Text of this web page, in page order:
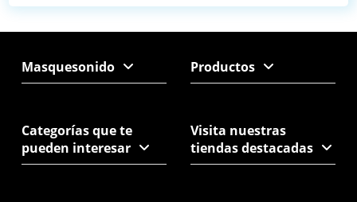
Masquesonido Productos
Categorías que te
pueden interesar
Visita nuestras
tiendas destacadas